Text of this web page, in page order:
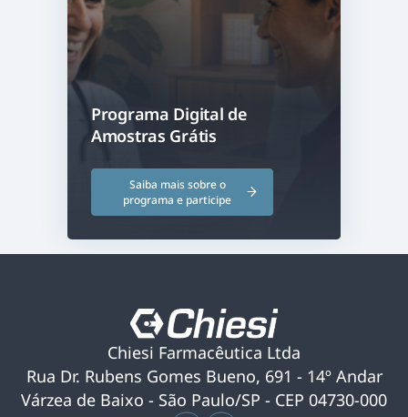
Programa Digital de
Amostras Grátis
Saiba mais sobre o
programa e participe
Chiesi Farmacêutica Ltda
Rua Dr. Rubens Gomes Bueno, 691 - 14º Andar
Várzea de Baixo - São Paulo/SP - CEP 04730-000